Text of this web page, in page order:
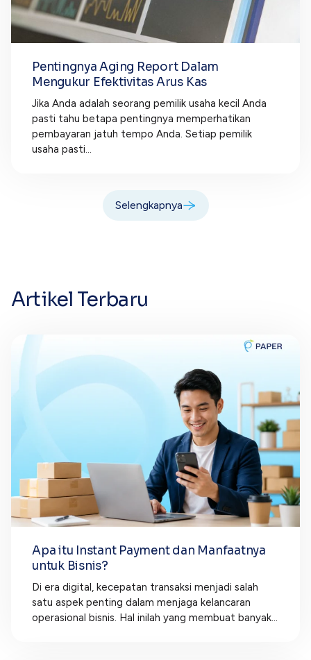
Pentingnya Aging Report Dalam
Mengukur Efektivitas Arus Kas
Jika Anda adalah seorang pemilik usaha kecil Anda
pasti tahu betapa pentingnya memperhatikan
pembayaran jatuh tempo Anda. Setiap pemilik
usaha pasti...
Selengkapnya
Artikel Terbaru
Apa itu Instant Payment dan Manfaatnya
untuk Bisnis?
Di era digital, kecepatan transaksi menjadi salah
satu aspek penting dalam menjaga kelancaran
operasional bisnis. Hal inilah yang membuat banyak...